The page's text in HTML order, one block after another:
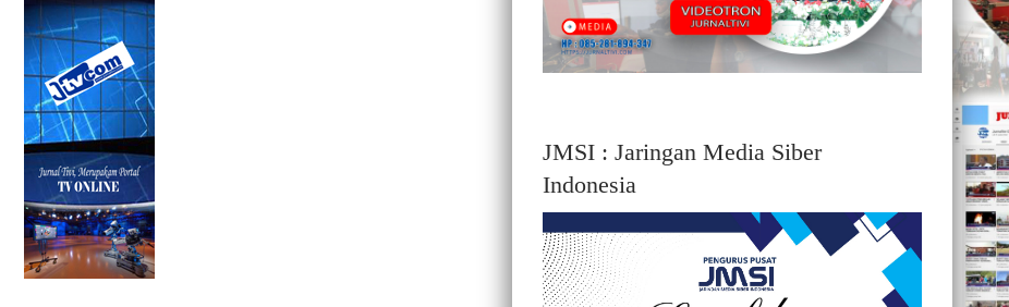
JMSI : Jaringan Media Siber
Indonesia